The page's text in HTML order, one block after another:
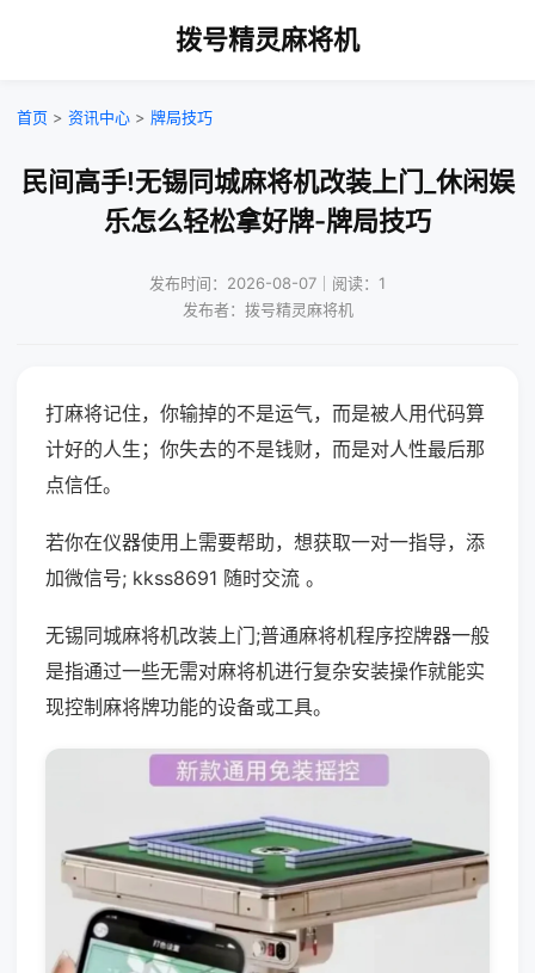
拨号精灵麻将机
首页 > 资讯中心 > 牌局技巧
民间高手!无锡同城麻将机改装上门_休闲娱
乐怎么轻松拿好牌-牌局技巧
发布时间：2026-08-07｜阅读：1
发布者：拨号精灵麻将机
打麻将记住，你输掉的不是运气，而是被人用代码算
计好的人生；你失去的不是钱财，而是对人性最后那
点信任。
若你在仪器使用上需要帮助，想获取一对一指导，添
加微信号; kkss8691 随时交流 。
无锡同城麻将机改装上门;普通麻将机程序控牌器一般
是指通过一些无需对麻将机进行复杂安装操作就能实
现控制麻将牌功能的设备或工具。